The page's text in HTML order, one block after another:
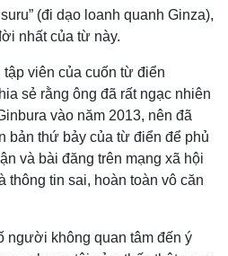
(đi dạo loanh quanh Ginza),
nhất của từ này.
viên của cuốn từ điển
sẻ rằng ông đã rất ngạc nhiên
vào năm 2013, nên đã
bản thứ bảy của từ điển để phủ
và bài đăng trên mạng xã hội
thông tin sai, hoàn toàn vô căn
người không quan tâm đến ý